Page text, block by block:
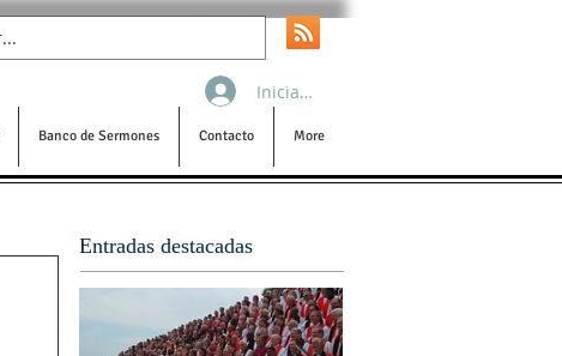
Banco de Sermones Contacto More
Iniciar sesión
Entradas destacadas